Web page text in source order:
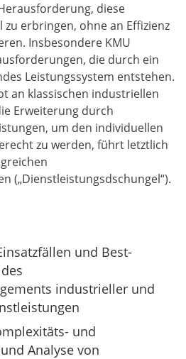
diese
erbringen, ohne an Effizienz
Insbesondere KMU
die durch ein
Leistungssystem entstehen.
an klassischen industriellen
Erweiterung durch
um den individuellen
zu werden, führt letztlich
(„Dienstleistungsdschungel“).
und Best-
industrieller und
und
Analyse von